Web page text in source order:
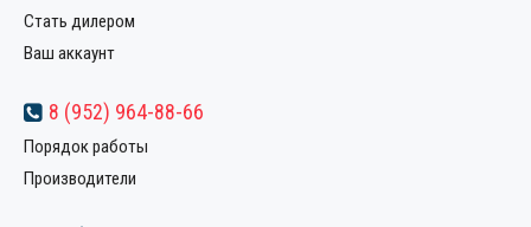
Стать дилером
Ваш аккаунт
8 (952) 964-88-66
Порядок работы
Производители